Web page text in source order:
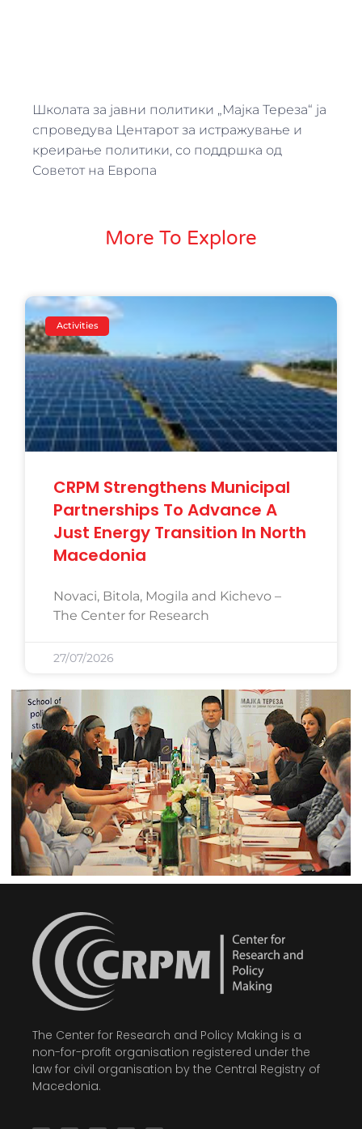
Школата за јавни политики „Мајка Тереза“ ја
спроведува Центарот за истражување и
креирање политики, со поддршка од
Советот на Европа
More To Explore
Activities
CRPM Strengthens Municipal
Partnerships To Advance A
Just Energy Transition In North
Macedonia
Novaci, Bitola, Mogila and Kichevo –
The Center for Research
27/07/2026
The Center for Research and Policy Making is a
non-for-profit organisation registered under the
law for civil organisation by the Central Registry of
Macedonia.